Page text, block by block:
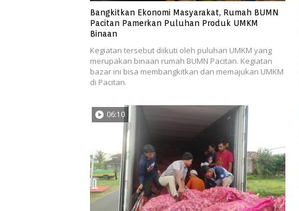
Bangkitkan Ekonomi Masyarakat, Rumah BUMN
Pacitan Pamerkan Puluhan Produk UMKM
Binaan
Kegiatan tersebut diikuti oleh puluhan UMKM yang
merupakan binaan rumah BUMN Pacitan. Kegiatan
bazar ini bisa membangkitkan dan memajukan UMKM
di Pacitan.
06:10